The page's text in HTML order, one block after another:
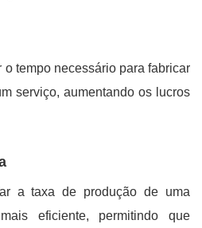
tempo necessário para fabricar
serviço, aumentando os lucros
a taxa de produção de uma
eficiente, permitindo que